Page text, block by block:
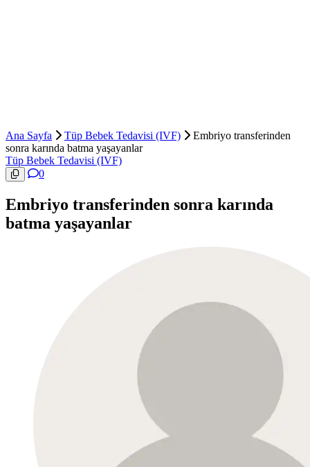
Ana Sayfa Tüp Bebek Tedavisi (IVF)
Embriyo transferinden
sonra karında batma yaşayanlar
Tüp Bebek Tedavisi (IVF)
0
Embriyo transferinden sonra karında
batma yaşayanlar